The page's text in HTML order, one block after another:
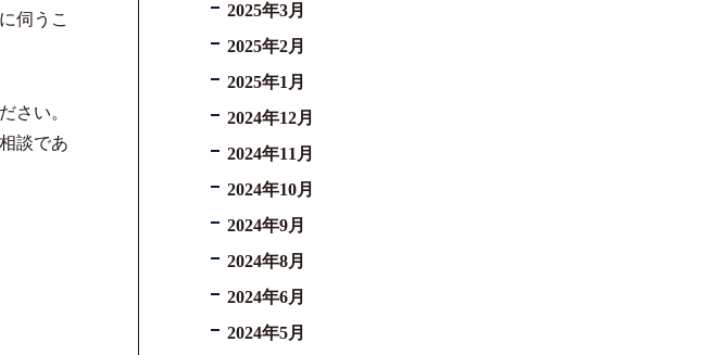
伺うこ
さい。
談であ
2025年3月
2025年2月
2025年1月
2024年12月
2024年11月
2024年10月
2024年9月
2024年8月
2024年6月
2024年5月